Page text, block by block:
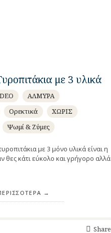
με 3 υλικά
ΑΛΜΥΡΑ
Ορεκτικά
ΧΩΡΙΣ
Ψωμί & Ζύμες
με 3 μόνο υλικά είναι η
θες κάτι εύκολο και γρήγορο αλλά
Share